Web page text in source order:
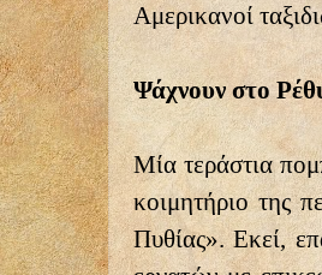
Αμερικανοί
Ψάχνουν στο
Μία τεράστια
κοιμητήριο της
Πυθίας». Εκεί,